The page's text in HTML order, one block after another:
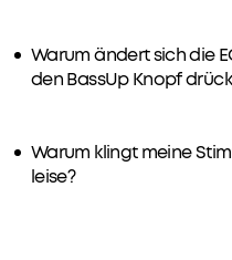
Warum ändert sich die
den BassUp Knopf
Warum klingt meine
leise?